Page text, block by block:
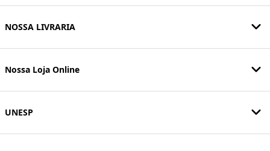
NOSSA LIVRARIA
Nossa Loja Online
UNESP